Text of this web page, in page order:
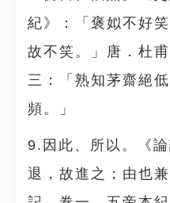
紀》：「褒姒不好
故不笑。」唐．杜
三：「熟知茅齋絕
頻。」
9.因此、所以。《
退，故進之；由也